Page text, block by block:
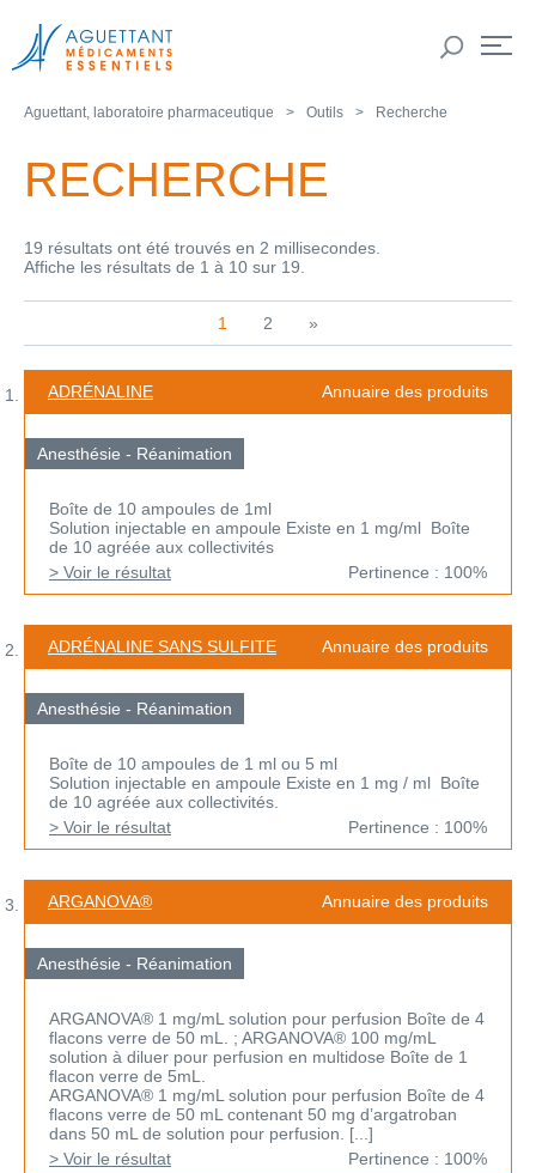
Aguettant, laboratoire pharmaceutique Outils Recherche
RECHERCHE
19 résultats ont été trouvés en 2 millisecondes.
Affiche les résultats de 1 à 10 sur 19.
1 2 »
ADRÉNALINE Annuaire des produits
Anesthésie - Réanimation
Boîte de 10 ampoules de 1ml
Solution injectable en ampoule Existe en 1 mg/ml Boîte
de 10 agréée aux collectivités
> Voir le résultat
Pertinence : 100%
ADRÉNALINE SANS SULFITE Annuaire des produits
Anesthésie - Réanimation
Boîte de 10 ampoules de 1 ml ou 5 ml
Solution injectable en ampoule Existe en 1 mg / ml Boîte
de 10 agréée aux collectivités.
> Voir le résultat
Pertinence : 100%
ARGANOVA® Annuaire des produits
Anesthésie - Réanimation
ARGANOVA® 1 mg/mL solution pour perfusion Boîte de 4
flacons verre de 50 mL. ; ARGANOVA® 100 mg/mL
solution à diluer pour perfusion en multidose Boîte de 1
flacon verre de 5mL.
ARGANOVA® 1 mg/mL solution pour perfusion Boîte de 4
flacons verre de 50 mL contenant 50 mg d’argatroban
dans 50 mL de solution pour perfusion. [...]
> Voir le résultat
Pertinence : 100%